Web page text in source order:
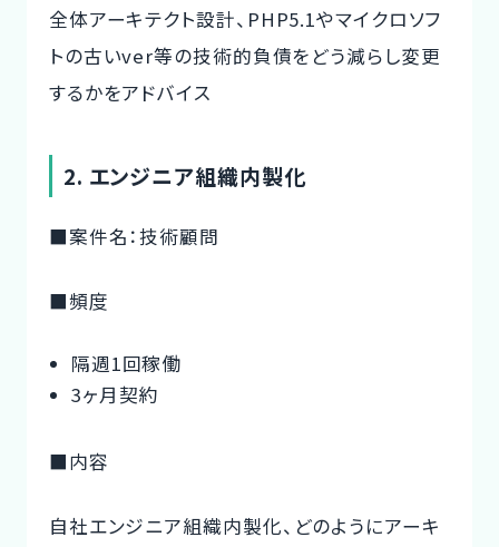
全体アーキテクト設計、PHP5.1やマイクロソフ
トの古いver等の技術的負債をどう減らし変更
するかをアドバイス
2. エンジニア組織内製化
■案件名：技術顧問
■頻度
隔週1回稼働
3ヶ月契約
■内容
自社エンジニア組織内製化、どのようにアーキ